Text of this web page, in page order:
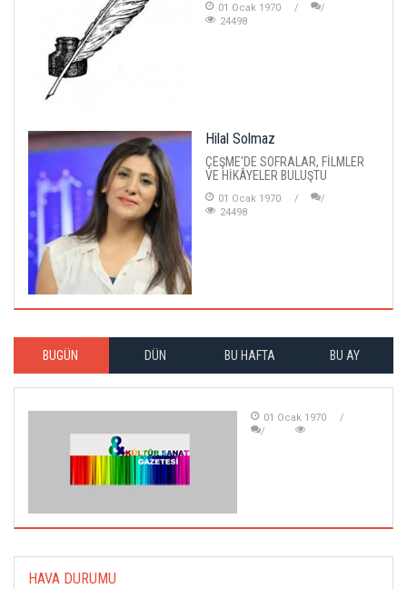
01 Ocak 1970
24498
Hilal Solmaz
ÇEŞME'DE SOFRALAR, FİLMLER
VE HİKÂYELER BULUŞTU
01 Ocak 1970
24498
BUGÜN DÜN BU HAFTA BU AY
01 Ocak 1970
HAVA DURUMU